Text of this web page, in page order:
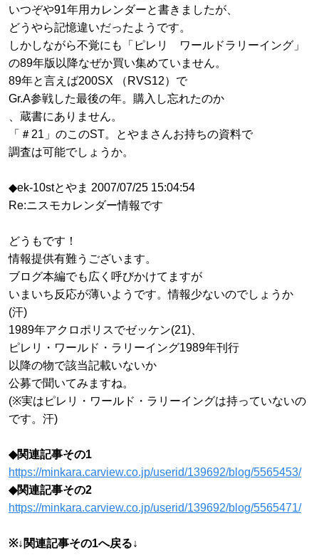
いつぞや91年用カレンダーと書きましたが、
どうやら記憶違いだったようです。
しかしながら不覚にも「ピレリ ワールドラリーイング」
の89年版以降なぜか買い集めていません。
89年と言えば200SX （RVS12）で
Gr.A参戦した最後の年。購入し忘れたのか
、蔵書にありません。
「＃21」のこのST。とやまさんお持ちの資料で
調査は可能でしょうか。
◆ek-10stとやま 2007/07/25 15:04:54
Re:ニスモカレンダー情報です
どうもです！
情報提供有難うございます。
ブログ本編でも広く呼びかけてますが
いまいち反応が薄いようです。情報少ないのでしょうか
(汗)
1989年アクロポリスでゼッケン(21)、
ピレリ・ワールド・ラリーイング1989年刊行
以降の物で該当記載いないか
公募で聞いてみますね。
(※実はピレリ・ワールド・ラリーイングは持っていないの
です。汗)
◆関連記事その1
https://minkara.carview.co.jp/userid/139692/blog/5565453/
◆関連記事その2
https://minkara.carview.co.jp/userid/139692/blog/5565471/
※↓関連記事その1へ戻る↓